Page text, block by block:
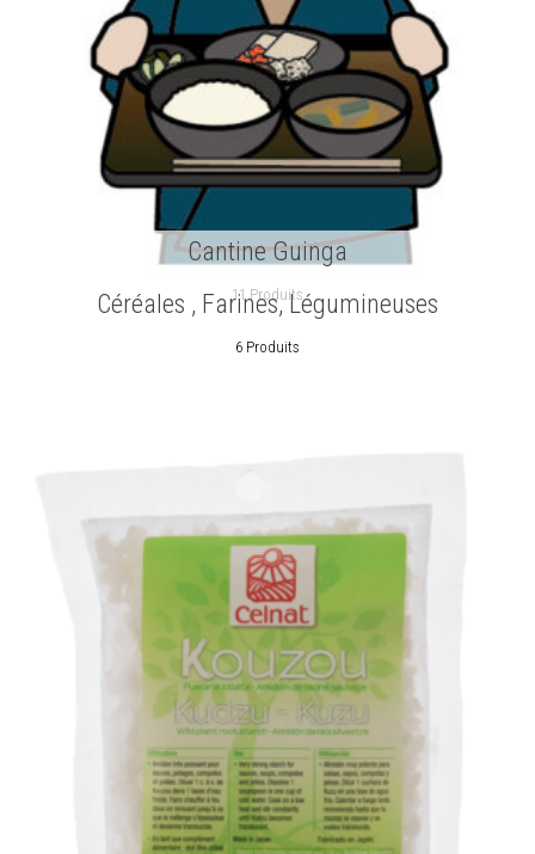
Cantine Guinga
11 Produits
Céréales , Farines, Légumineuses
6 Produits